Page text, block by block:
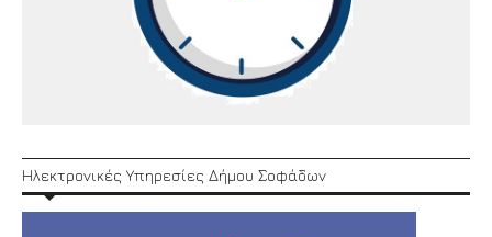
Ηλεκτρονικές Υπηρεσίες Δήμου Σοφάδων